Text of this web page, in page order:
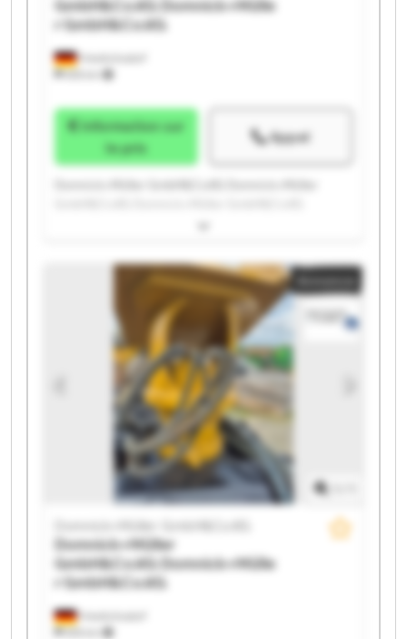
Friedrichsdorf
655 km
GmbH&Co.KG Domnick+Mülle
r GmbH&Co.KG
le prix
Appel
Domnick+Müller GmbH&Co.KG Domnick+Müller
Domnick+Müller GmbH&Co.KG Domnick+Müller
GmbH&Co.KG Domnick+Müller GmbH&Co.KG
Domnick+Müller GmbH&Co.KG Domnick+Müller
GmbH&Co.KG Domnick+Müller GmbH&Co.KG
Domnick+Müller GmbH&Co.KG Domnick+Müller
GmbH&Co.KG Domnick+Müller GmbH&Co.KG
Domnick+Müller GmbH&Co.KG Domnick+Müller
GmbH&Co.KG Domnick+Müller GmbH&Co.KG
Domnick+Müller GmbH&Co.KG Domnick+Müller
GmbH&Co.KG
Annonce
Friedrichsdorf
655 km
Domnick+Müller GmbH&Co.KG
Domnick+Müller
GmbH&Co.KG Domnick+Mülle
r GmbH&Co.KG